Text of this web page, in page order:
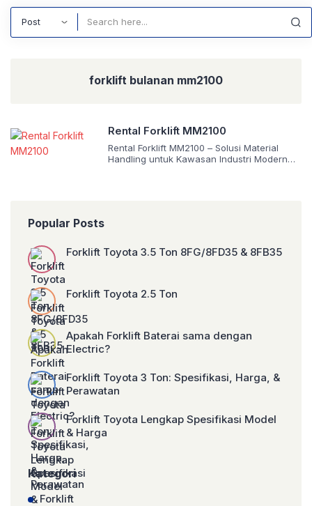
forklift bulanan mm2100
Rental Forklift MM2100
Rental Forklift MM2100 – Solusi Material
Handling untuk Kawasan Industri Modern
mendukung operasional perusahaan, kami
hadir dengan layanan rental […]
Popular Posts
Forklift Toyota 3.5 Ton 8FG/8FD35 & 8FB35
Forklift Toyota 2.5 Ton
Apakah Forklift Baterai sama dengan
Electric?
Forklift Toyota 3 Ton: Spesifikasi, Harga, &
Perawatan
Forklift Toyota Lengkap Spesifikasi Model
& Harga
Kategori
Forklift